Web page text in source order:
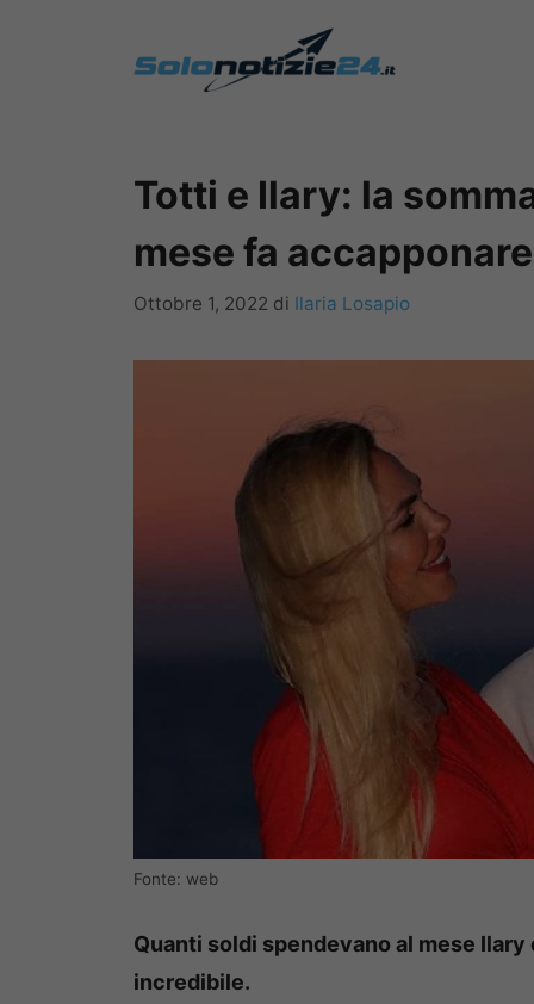
Totti e Ilary: la
mese fa
Ottobre 1, 2022 di Ilaria Losapio
Fonte: web
Quanti soldi spendevano al mese
incredibile.